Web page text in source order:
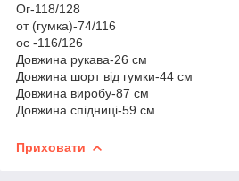
Ог-118/128
от (гумка)-74/116
ос -116/126
Довжина рукава-26 см
Довжина шорт від гумки-44 см
Довжина виробу-87 см
Довжина спідниці-59 см
Приховати